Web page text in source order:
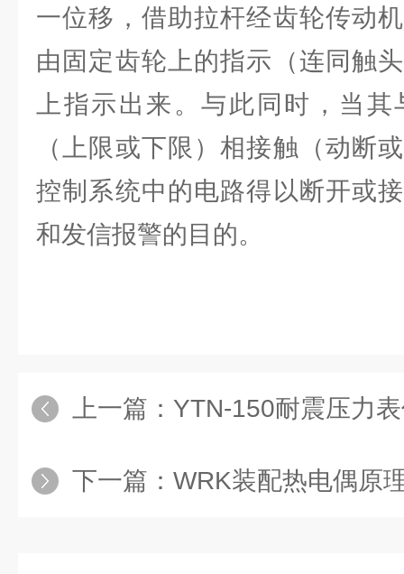
一位移，借助拉杆经齿轮传动
由固定齿轮上的指示（连同触
上指示出来。与此同时，当
（上限或下限）相接触（动断
控制系统中的电路得以断开或
和发信报警的目的。
上一篇： YTN-150耐震压力
下一篇： WRK装配热电偶原